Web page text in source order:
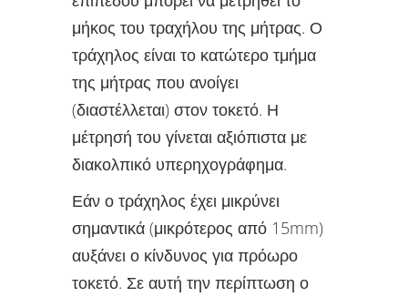
μήκος του τραχήλου της μήτρας. Ο
τράχηλος είναι το κατώτερο τμήμα
της μήτρας που ανοίγει
(διαστέλλεται) στον τοκετό. Η
μέτρησή του γίνεται αξιόπιστα με
διακολπικό υπερηχογράφημα.
Εάν ο τράχηλος έχει μικρύνει
σημαντικά (μικρότερος από 15mm)
αυξάνει ο κίνδυνος για πρόωρο
τοκετό. Σε αυτή την περίπτωση ο